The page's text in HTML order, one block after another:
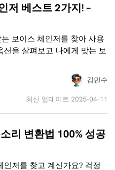
저 베스트 2가지! –
보이스 체인저를 찾아 사용
을 살펴보고 나에게 맞는 보
김민수
최신 업데이트 2025-04-11
리 변환법 100% 성공
저를 찾고 계신가요? 걱정